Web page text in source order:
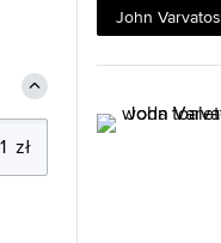
John Varvatos